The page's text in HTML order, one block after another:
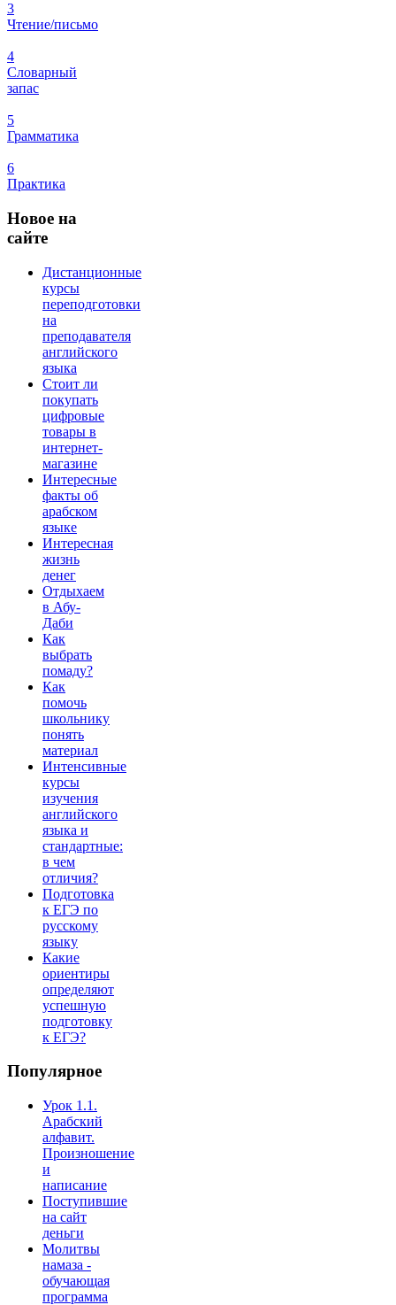
3
Чтение/письмо
4
Словарный
запас
5
Грамматика
6
Практика
Новое на
сайте
Дистанционные
курсы
переподготовки
на
преподавателя
английского
языка
Стоит ли
покупать
цифровые
товары в
интернет-
магазине
Интересные
факты об
арабском
языке
Интересная
жизнь
денег
Отдыхаем
в Абу-
Даби
Как
выбрать
помаду?
Как
помочь
школьнику
понять
материал
Интенсивные
курсы
изучения
английского
языка и
стандартные:
в чем
отличия?
Подготовка
к ЕГЭ по
русскому
языку
Какие
ориентиры
определяют
успешную
подготовку
к ЕГЭ?
Популярное
Урок 1.1.
Арабский
алфавит.
Произношение
и
написание
Поступившие
на сайт
деньги
Молитвы
намаза -
обучающая
программа